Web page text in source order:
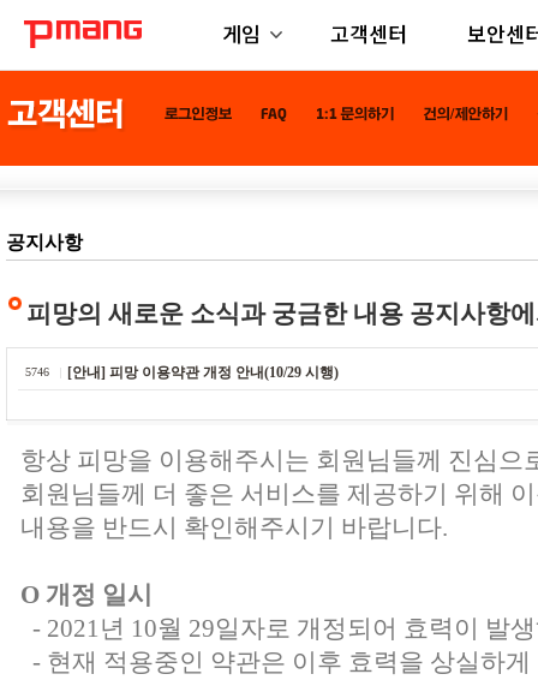
게임 고객센터 보안센
공지사항
피망의 새로운 소식과 궁금한 내용 공지사항
5746 [안내] 피망 이용약관 개정 안내(10/29 시행)
항상 피망을 이용해주시는 회원님들께 진심으
회원님들께 더 좋은 서비스를 제공하기 위해
내용을 반드시 확인해주시기 바랍니다.
O 개정 일시
- 2021년 10월 29일자로 개정되어 효력이 발
- 현재 적용중인 약관은 이후 효력을 상실하